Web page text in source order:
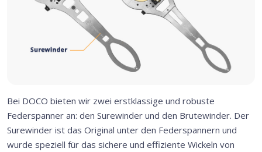
Bei DOCO bieten wir zwei erstklassige und robuste
Federspanner an: den Surewinder und den Brutewinder. Der
Surewinder ist das Original unter den Federspannern und
wurde speziell für das sichere und effiziente Wickeln von